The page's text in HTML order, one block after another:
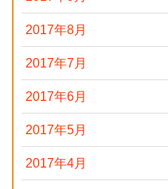
2017年8月
2017年7月
2017年6月
2017年5月
2017年4月